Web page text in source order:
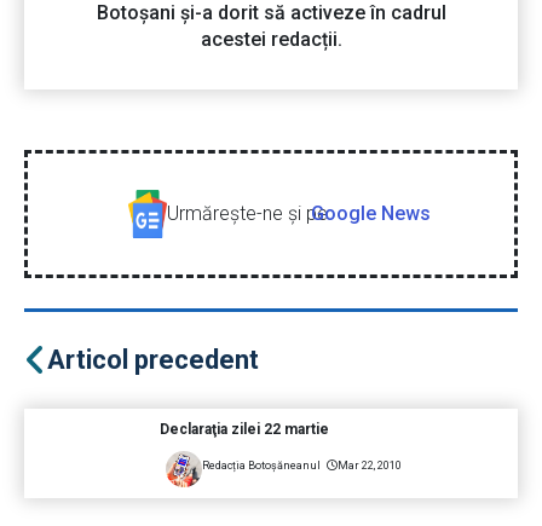
Botoșani și-a dorit să activeze în cadrul
acestei redacții.
Urmăreşte-ne şi peGoogle News
Articol precedent
Declaraţia zilei 22 martie
Redacția Botoșăneanul Mar 22, 2010